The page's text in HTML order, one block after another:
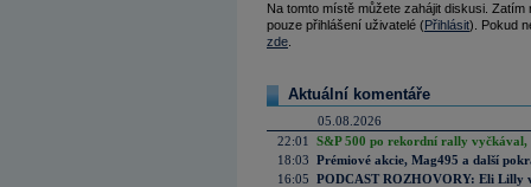
Na tomto místě můžete zahájit diskusi.
pouze přihlášení uživatelé (Přihlásit). Pokud
zde
Aktuální komentáře
05.08.2026
22:01
S&P 500 po rekordní rally vyčkával,
18:03 Prémiové akcie, Mag495 a další
16:05 PODCAST ROZHOVORY: Eli Lilly